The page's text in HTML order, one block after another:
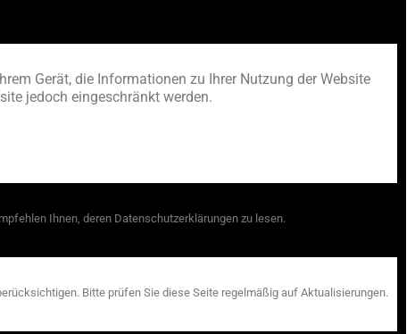
Gerät, die Informationen zu Ihrer Nutzung der Website
jedoch eingeschränkt werden.
Ihnen, deren Datenschutzerklärungen zu lesen.
Bitte prüfen Sie diese Seite regelmäßig auf Aktualisierungen.